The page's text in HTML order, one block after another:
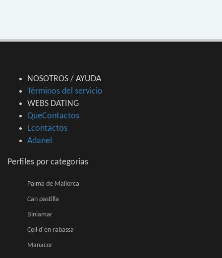
NOSOTROS / AYUDA
Términos del servicio
WEBS DATING
QueContactos
Lcontactos
Adanel
Perfiles por categorias
Palma de Mallorca
Can pastilla
Biniamar
Coll d´en rabassa
Manacor